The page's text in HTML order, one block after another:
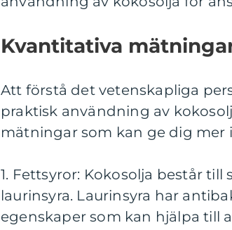
Kvantitativa
Att förstå det vetenskapliga
praktisk användning av
mätningar som kan ge dig mer
1. Fettsyror: Kokosolja består
laurinsyra. Laurinsyra har
egenskaper som kan hjälpa till